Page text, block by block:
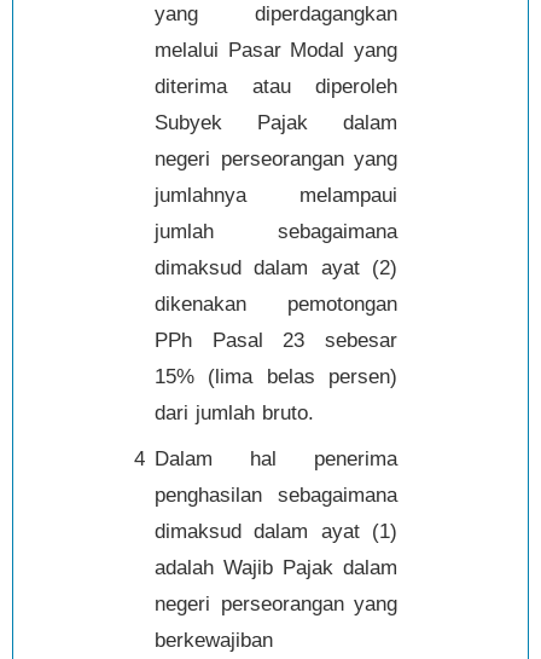
yang diperdagangkan
melalui Pasar Modal yang
diterima atau diperoleh
Subyek Pajak dalam
negeri perseorangan yang
jumlahnya melampaui
jumlah sebagaimana
dimaksud dalam ayat (2)
dikenakan pemotongan
PPh Pasal 23 sebesar
15% (lima belas persen)
dari jumlah bruto.
4 Dalam hal penerima
penghasilan sebagaimana
dimaksud dalam ayat (1)
adalah Wajib Pajak dalam
negeri perseorangan yang
berkewajiban